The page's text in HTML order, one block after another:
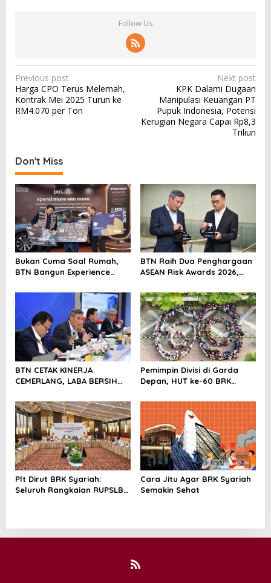
Follow Us
P
o
s
a
v
i
g
a
t
i
o
n
Previous post
Harga CPO Terus Melemah,
Kontrak Mei 2025 Turun ke
RM4.070 per Ton
Next post
KPK Dalami Dugaan
Manipulasi Keuangan PT
Pupuk Indonesia, Potensi
Kerugian Negara Capai Rp8,3
Triliun
Don't Miss
Bukan Cuma Soal Rumah,
BTN Bangun Experience
BTN Raih Dua Penghargaan
ASEAN Risk Awards 2026,
Manajemen Risiko
Berstandar Internasional
Perkuat Pertumbuhan
Berkelanjutan
BTN CETAK KINERJA
CEMERLANG, LABA BERSIH
40,8% DAN NPL TURUN JADI
2,99%
Pemimpin Divisi di Garda
Depan, HUT ke-60 BRK
Khidmat, Penuh Haru dan
Kebanggaan
Plt Dirut BRK Syariah:
Seluruh Rangkaian RUPSLB
Cara Jitu Agar BRK Syariah
Semakin Sehat